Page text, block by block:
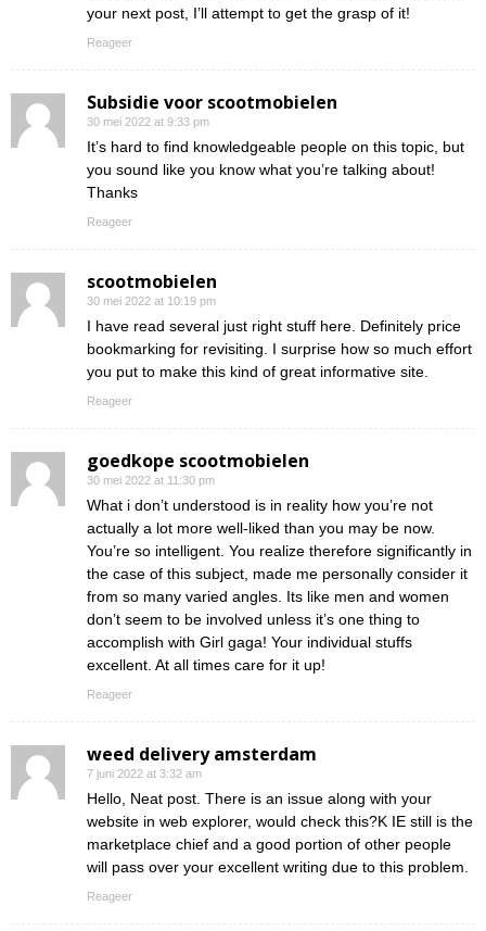
your next post, I’ll attempt to get the grasp of it!
Reageer
Subsidie voor scootmobielen
30 mei 2022 at 9:33 pm
It’s hard to find knowledgeable people on this topic, but
you sound like you know what you’re talking about!
Thanks
Reageer
scootmobielen
30 mei 2022 at 10:19 pm
I have read several just right stuff here. Definitely price
bookmarking for revisiting. I surprise how so much effort
you put to make this kind of great informative site.
Reageer
goedkope scootmobielen
30 mei 2022 at 11:30 pm
What i don’t understood is in reality how you’re not
actually a lot more well-liked than you may be now.
You’re so intelligent. You realize therefore significantly in
the case of this subject, made me personally consider it
from so many varied angles. Its like men and women
don’t seem to be involved unless it’s one thing to
accomplish with Girl gaga! Your individual stuffs
excellent. At all times care for it up!
Reageer
weed delivery amsterdam
7 juni 2022 at 3:32 am
Hello, Neat post. There is an issue along with your
website in web explorer, would check this?K IE still is the
marketplace chief and a good portion of other people
will pass over your excellent writing due to this problem.
Reageer